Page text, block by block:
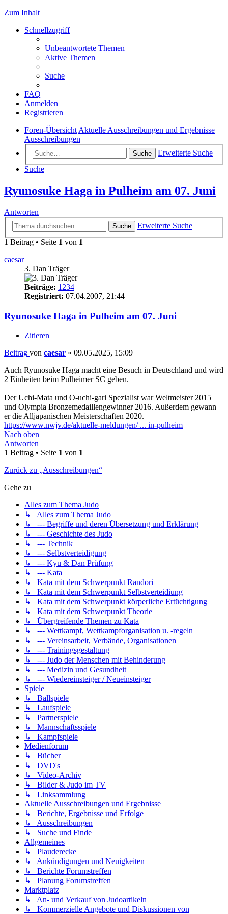
Zum Inhalt
Schnellzugriff
Unbeantwortete Themen
Aktive Themen
Suche
FAQ
Anmelden
Registrieren
Foren-Übersicht Aktuelle Ausschreibungen und Ergebnisse
Ausschreibungen
Suche
Erweiterte Suche
Suche
Ryunosuke Haga in Pulheim am 07. Juni
Antworten
Suche
Erweiterte Suche
1 Beitrag • Seite 1 von 1
caesar
3. Dan Träger
Beiträge: 1234
Registriert: 07.04.2007, 21:44
Ryunosuke Haga in Pulheim am 07. Juni
Zitieren
Beitrag von caesar » 09.05.2025, 15:09
Auch Ryunosuke Haga macht eine Besuch in Deutschland und wird
2 Einheiten beim Pulheimer SC geben.
Der Uchi-Mata und O-uchi-gari Spezialist war Weltmeister 2015
und Olympia Bronzemedaillengewinner 2016. Außerdem gewann
er die Alljapanischen Meisterschaften 2020.
https://www.nwjv.de/aktuelle-meldungen/ ... in-pulheim
Nach oben
Antworten
1 Beitrag • Seite 1 von 1
Zurück zu „Ausschreibungen“
Gehe zu
Alles zum Thema Judo
↳ Alles zum Thema Judo
↳ --- Begriffe und deren Übersetzung und Erklärung
↳ --- Geschichte des Judo
↳ --- Technik
↳ --- Selbstverteidigung
↳ --- Kyu & Dan Prüfung
↳ --- Kata
↳ Kata mit dem Schwerpunkt Randori
↳ Kata mit dem Schwerpunkt Selbstverteidiung
↳ Kata mit dem Schwerpunkt körperliche Ertüchtigung
↳ Kata mit dem Schwerpunkt Theorie
↳ Übergreifende Themen zu Kata
↳ --- Wettkampf, Wettkampforganisation u. -regeln
↳ --- Vereinsarbeit, Verbände, Organisationen
↳ --- Trainingsgestaltung
↳ --- Judo der Menschen mit Behinderung
↳ --- Medizin und Gesundheit
↳ --- Wiedereinsteiger / Neueinsteiger
Spiele
↳ Ballspiele
↳ Laufspiele
↳ Partnerspiele
↳ Mannschaftsspiele
↳ Kampfspiele
Medienforum
↳ Bücher
↳ DVD's
↳ Video-Archiv
↳ Bilder & Judo im TV
↳ Linksammlung
Aktuelle Ausschreibungen und Ergebnisse
↳ Berichte, Ergebnisse und Erfolge
↳ Ausschreibungen
↳ Suche und Finde
Allgemeines
↳ Plauderecke
↳ Ankündigungen und Neuigkeiten
↳ Berichte Forumstreffen
↳ Planung Forumstreffen
Marktplatz
↳ An- und Verkauf von Judoartikeln
↳ Kommerzielle Angebote und Diskussionen von